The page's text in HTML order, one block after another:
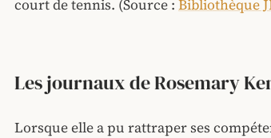
court de tennis. (Source : Bibliothèque
Les journaux de Rosemary
Lorsque elle a pu rattraper ses